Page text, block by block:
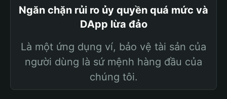
Ngăn chặn rủi ro ủy quyền quá mức và
DApp lừa đảo
Là một ứng dụng ví, bảo vệ tài sản của
người dùng là sứ mệnh hàng đầu của
chúng tôi.